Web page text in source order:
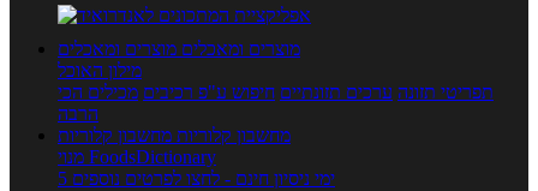
מוצרים ומאכלים מוצרים ומאכלים
מילון האוכל
תפריטי תזונה ערכים תזונתיים חיפוש ע"פ רכיבים מכילים הכי
הרבה
מחשבון קלוריות מחשבון קלוריות
מנוי FoodsDictionary
5 ימי ניסיון חינם - לחצו לפרטים נוספים